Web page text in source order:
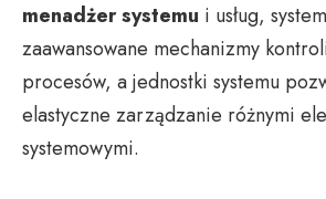
menadżer systemu i usług,
zaawansowane mechanizmy
procesów, a jednostki systemu
elastyczne zarządzanie różnymi
systemowymi.